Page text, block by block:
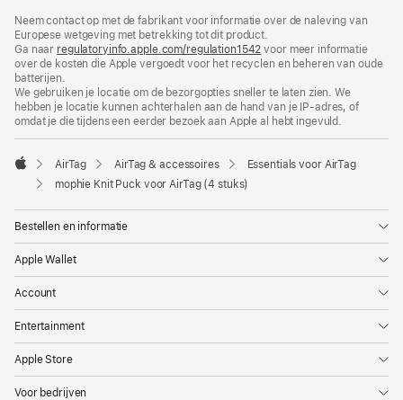
Neem contact op met de fabrikant voor informatie over de naleving van
Europese wetgeving met betrekking tot dit product.
Ga naar regulatoryinfo.apple.com/regulation1542 (wordt
in
venster
geopend)
voor meer informatie
over de kosten die Apple vergoedt voor het recyclen en beheren van oude
batterijen.
We gebruiken je locatie om de bezorgopties sneller te laten zien. We
hebben je locatie kunnen achterhalen aan de hand van je IP-adres, of
omdat je die tijdens een eerder bezoek aan Apple al hebt ingevuld.
Apple
AirTag AirTag & accessoires
Essentials voor AirTag
mophie Knit Puck voor AirTag (4 stuks)
Bestellen en informatie
Apple Wallet
Account
Entertainment
Apple Store
Voor bedrijven